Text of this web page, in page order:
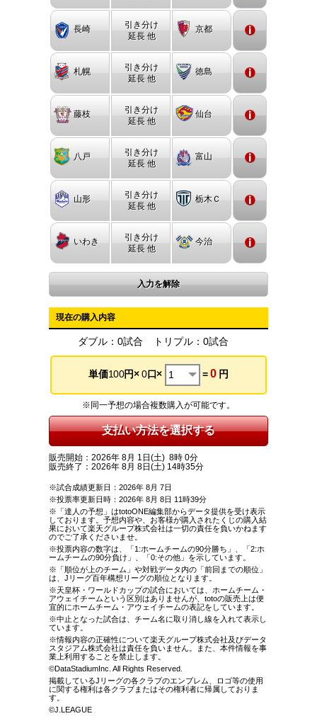
長崎
引き分け
延長 他
京都
札幌
引き分け
延長 他
徳島
藤枝
引き分け
延長 他
仙台
八戸
引き分け
延長 他
富山
山形
引き分け
延長 他
栃木Ｃ
いわき
引き分け
延長 他
今治
入力を解除
現在の購入内容
ダブル： 0試合 トリプル： 0試合
単価100円×0口× =0 円
※同一予想の場合複数購入が可能です。
販売開始：2026年 8月 1日(土) 8時 0分
販売終了：2026年 8月 8日(土) 14時35分
※試合成績更新日：2026年 8月 7日
※投票率更新日時：2026年 8月 8日 11時39分
※「達人の予想」はtotoONE編集部からデータ提供を受け表示
しております。予想内容や、お客様が購入されたくじの購入結
果において楽天グループ株式会社は一切の責任を負いかねます
のでご了承くださいませ。
※投票内容の数字は、「1:ホームチームの90分勝ち」、「2:ホ
ームチームの90分負け」、「0:その他」を示しています。
※「順位が上のチーム」や対戦データ内の「前回までの順位」
は、Jリーグ百年構想リーグの順位となります。
※天皇杯・ワールドカップの試合においては、ホームチーム・
アウェイチームという区別はありませんが、totoの販売上は便
宜的にホームチーム・アウェイチームの表記をしています。
※中止となった試合は、チーム名に取り消し線を入れて表示し
ています。
※情報内容の正確性について楽天グループ株式会社及びデータ
スタジアム株式会社は責任を負いません。また、本件情報を事
業上利用することを禁止します。
©DataStadiumInc. All Rights Reserved.
掲載しているJリーグの各クラブのエンブレム、ロゴ等の使用
に関する権利は各クラブまたはその権利者に帰属しておりま
す。
©J.LEAGUE